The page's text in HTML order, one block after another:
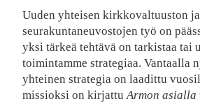
Uuden yhteisen kirkkovaltuuston
seurakuntaneuvostojen työ on
yksi tärkeä tehtävä on tarkistaa tai
toimintamme strategiaa. Vantaalla
yhteinen strategia on laadittu
missioksi on kirjattuArmon asialla